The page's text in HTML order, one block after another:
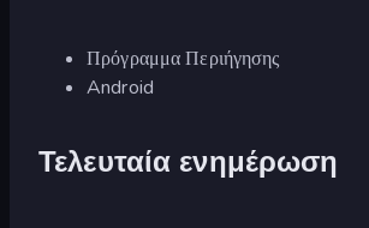
Πρόγραμμα Περιήγησης
Android
Τελευταία ενημέρωση